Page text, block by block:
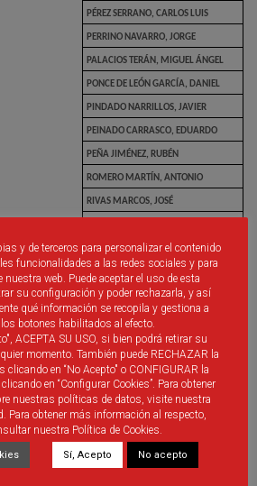
PÉREZ SERRANO, CARLOS LUIS
PERRINO NAVARRO, JORGE
PALACIOS TERÁN, MIGUEL ÁNGEL
PONCE DE LEÓN GARCÍA, DANIEL
PINDADO NARRILLOS, JAVIER
PEINADO CARRASCO, EDUARDO
PEÑA JIMÉNEZ, RUBÉN
ROMERO MARTÍN, ANTONIO
RIVAS MARCOS, JOSÉ
SACRISTÁN BERRERA, JUAN JOSÉ
SÁNCHEZ AVILÉS, JAVIER
SÁNCHEZ GALÁN, LUIS MIGUEL
SÁNCHEZ MANZANO, URBANO
SÁNCHEZ GARCÍA, JAVIER
TABASCO ORGANISTA, MOISÉS
TORRES GUTIÉRREZ, RONALD PAUL
VELAYOS TOMÁS, SERGIO
VEGA SANZ, JUAN PEDRO
ZAMORANO ISABEL, ENRIQUE
y de terceros para personalizar el contenido
funcionalidades a las redes sociales y para
nuestra web. Puede aceptar el uso de esta
su configuración y poder rechazarla, y así
qué información se recopila y gestiona a
botones habilitados al efecto.
ACEPTA SU USO, si bien podrá retirar su
momento. También puede RECHAZAR la
clicando en “No Acepto" o CONFIGURAR la
en “Configurar Cookies”. Para obtener
nuestras políticas de datos, visite nuestra
Para obtener más información al respecto,
nuestra Política de Cookies.
Sí, Acepto No acepto